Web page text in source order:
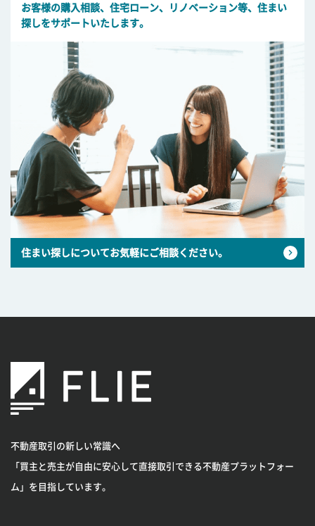
お客様の購入相談、住宅ローン、リノベーション等、住まい
探しをサポートいたします。
住まい探しについてお気軽にご相談ください。
不動産取引の新しい常識へ
「買主と売主が自由に安心して直接取引できる不動産プラットフォー
ム」を目指しています。